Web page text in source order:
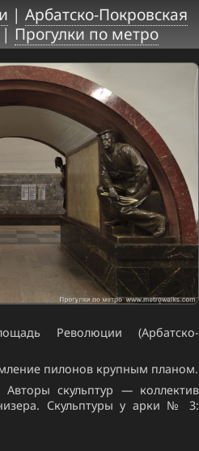
| Арбатско-Покровская
Прогулки по метро
Революции (Арбатско-
пилонов крупным планом.
Авторы скульптур — коллектив
Скульптуры у арки № 3: